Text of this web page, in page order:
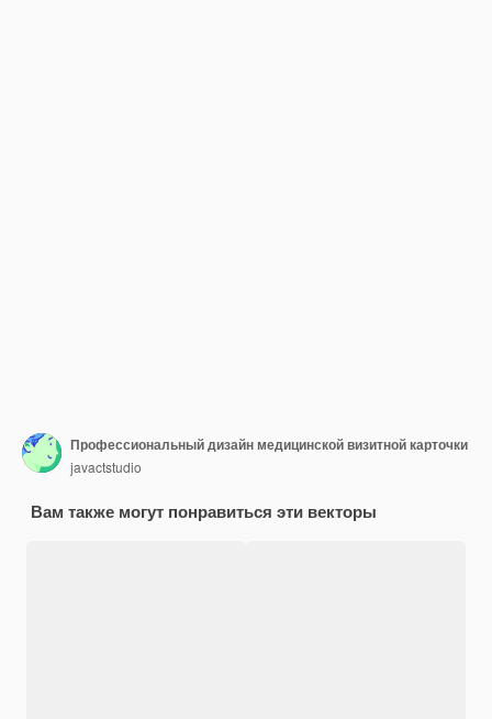
Профессиональный дизайн медицинской визитной карточки
javactstudio
Вам также могут понравиться эти векторы